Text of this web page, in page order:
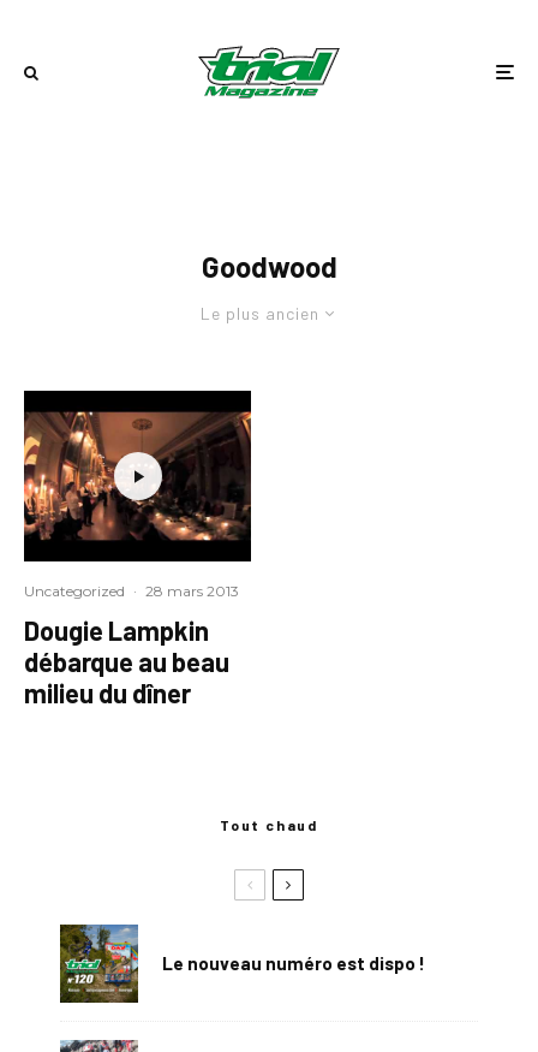
Goodwood
Le plus ancien
Uncategorized · 28 mars 2013
Dougie Lampkin
débarque au beau
milieu du dîner
Tout chaud
Le nouveau numéro est dispo !